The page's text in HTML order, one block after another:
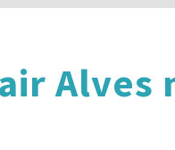
Alves